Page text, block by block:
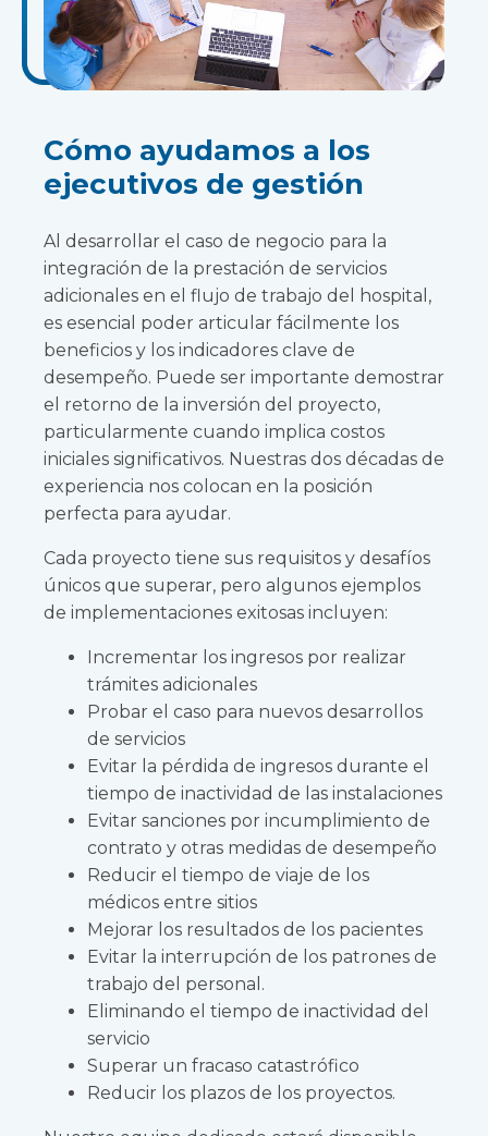
Cómo ayudamos a los
ejecutivos de gestión
Al desarrollar el caso de negocio para la
integración de la prestación de servicios
adicionales en el flujo de trabajo del hospital,
es esencial poder articular fácilmente los
beneficios y los indicadores clave de
desempeño. Puede ser importante demostrar
el retorno de la inversión del proyecto,
particularmente cuando implica costos
iniciales significativos. Nuestras dos décadas de
experiencia nos colocan en la posición
perfecta para ayudar.
Cada proyecto tiene sus requisitos y desafíos
únicos que superar, pero algunos ejemplos
de implementaciones exitosas incluyen:
Incrementar los ingresos por realizar
trámites adicionales
Probar el caso para nuevos desarrollos
de servicios
Evitar la pérdida de ingresos durante el
tiempo de inactividad de las instalaciones
Evitar sanciones por incumplimiento de
contrato y otras medidas de desempeño
Reducir el tiempo de viaje de los
médicos entre sitios
Mejorar los resultados de los pacientes
Evitar la interrupción de los patrones de
trabajo del personal.
Eliminando el tiempo de inactividad del
servicio
Superar un fracaso catastrófico
Reducir los plazos de los proyectos.